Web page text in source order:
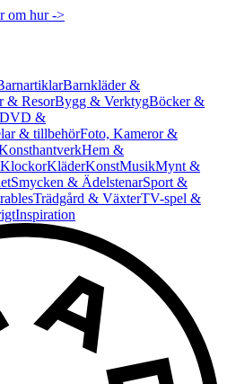
om hur ->
Barnkläder &
& ResorBygg & VerktygBöcker &
DVD &
& tillbehörFoto, Kameror &
Hem &
KlockorKläderKonstMusikMynt &
Smycken & ÄdelstenarSport &
Trädgård & VäxterTV-spel &
Inspiration